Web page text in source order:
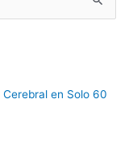
en Solo 60